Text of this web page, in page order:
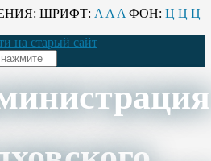
ШРИФТ: A A A ФОН: Ц Ц Ц
на старый сайт